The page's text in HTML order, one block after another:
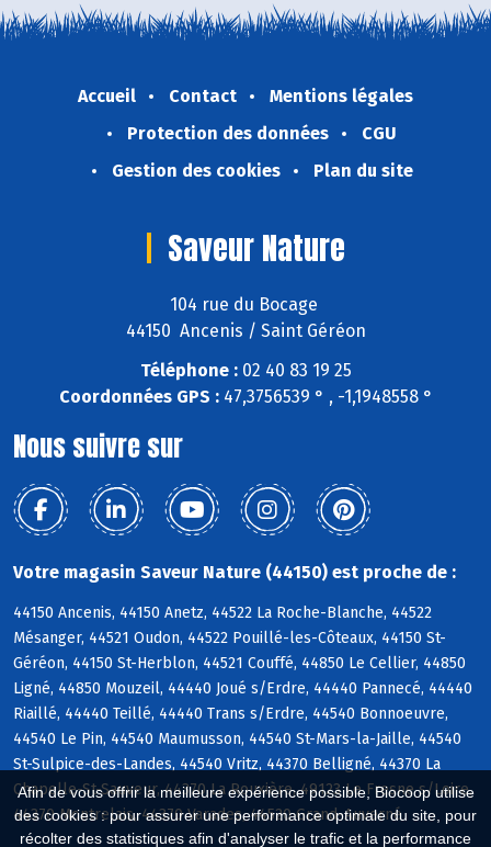
Afin de vous offrir la meilleure expérience possible, Biocoop utilise
des cookies : pour assurer une performance optimale du site, pour
récolter des statistiques afin d'analyser le trafic et la performance
Accueil Contact
Mentions légales
Protection des données
CGU
Gestion des cookies
Plan du site
Saveur Nature
104 rue du Bocage
44150 Ancenis / Saint Géréon
Téléphone :02 40 83 19 25
Coordonnées GPS :47,3756539 ° , -1,1948558 °
Nous suivre sur
Votre magasin Saveur Nature (44150) est proche de :
44150 Ancenis, 44150 Anetz, 44522 La Roche-Blanche, 44522
Mésanger, 44521 Oudon, 44522 Pouillé-les-Côteaux, 44150 St-
Géréon, 44150 St-Herblon, 44521 Couffé, 44850 Le Cellier, 44850
Ligné, 44850 Mouzeil, 44440 Joué s/Erdre, 44440 Pannecé, 44440
Riaillé, 44440 Teillé, 44440 Trans s/Erdre, 44540 Bonnoeuvre,
44540 Le Pin, 44540 Maumusson, 44540 St-Mars-la-Jaille, 44540
St-Sulpice-des-Landes, 44540 Vritz, 44370 Belligné, 44370 La
Chapelle-St-Sauveur, 44370 La Rouxière, 49123 Le Fresne s/Loire,
44370 Montrelais, 44370 Varades, 44520 Grand-Auverné